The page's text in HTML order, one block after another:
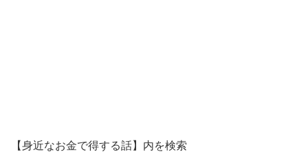
【身近なお金で得する話】内を検索